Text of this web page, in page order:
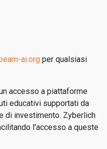
ai.org per qualsiasi
accesso a piattaforme
educativi supportati da
di investimento. Zyberlich
l'accesso a queste